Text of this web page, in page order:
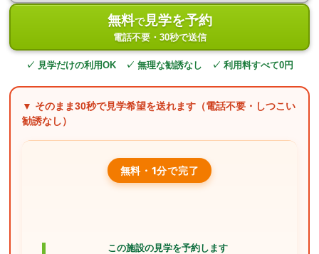
無料で見学を予約
電話不要・30秒で送信
✓ 見学だけの利用OK ✓ 無理な勧誘なし ✓ 利用料すべて0円
▼ そのまま30秒で見学希望を送れます（電話不要・しつこい
勧誘なし）
無料・1分で完了
この施設の見学を予約します